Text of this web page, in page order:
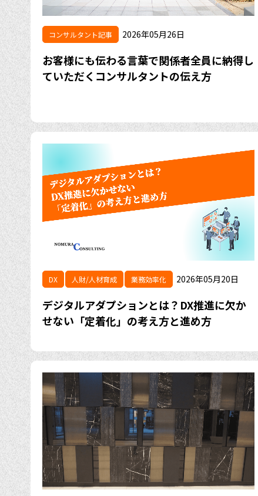
コンサルタント記事 2026年05月26日
お客様にも伝わる言葉で関係者全員に納得し
ていただくコンサルタントの伝え方
DX 人財/人材育成 業務効率化 2026年05月20日
デジタルアダプションとは？DX推進に欠か
せない「定着化」の考え方と進め方